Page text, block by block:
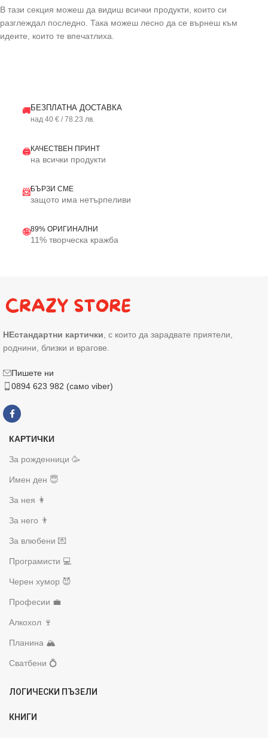
В тази секция можеш да видиш всички продукти, които си
разглеждал последно. Така можеш лесно да се върнеш към
идеите, които те впечатлиха.
🚚БЕЗПЛАТНА ДОСТАВКА
над 40 € / 78.23 лв.
🖨️КАЧЕСТВЕН ПРИНТ
на всички продукти
📨БЪРЗИ СМЕ
защото има нетърпеливи
🤪89% ОРИГИНАЛНИ
11% творческа кражба
НЕстандартни картички , с които да зарадвате приятели,
роднини, близки и врагове.
Пишете ни
0894 623 982 (само viber)
КАРТИЧКИ
За рожденници 🥳
Имен ден 😇
За нея 👩
За него 👨
За влюбени 💌
Програмисти 💻
Черен хумор 😈
Професии 💼
Алкохол 🍷
Планина 🏔️
Сватбени 💍
ЛОГИЧЕСКИ ПЪЗЕЛИ
КНИГИ